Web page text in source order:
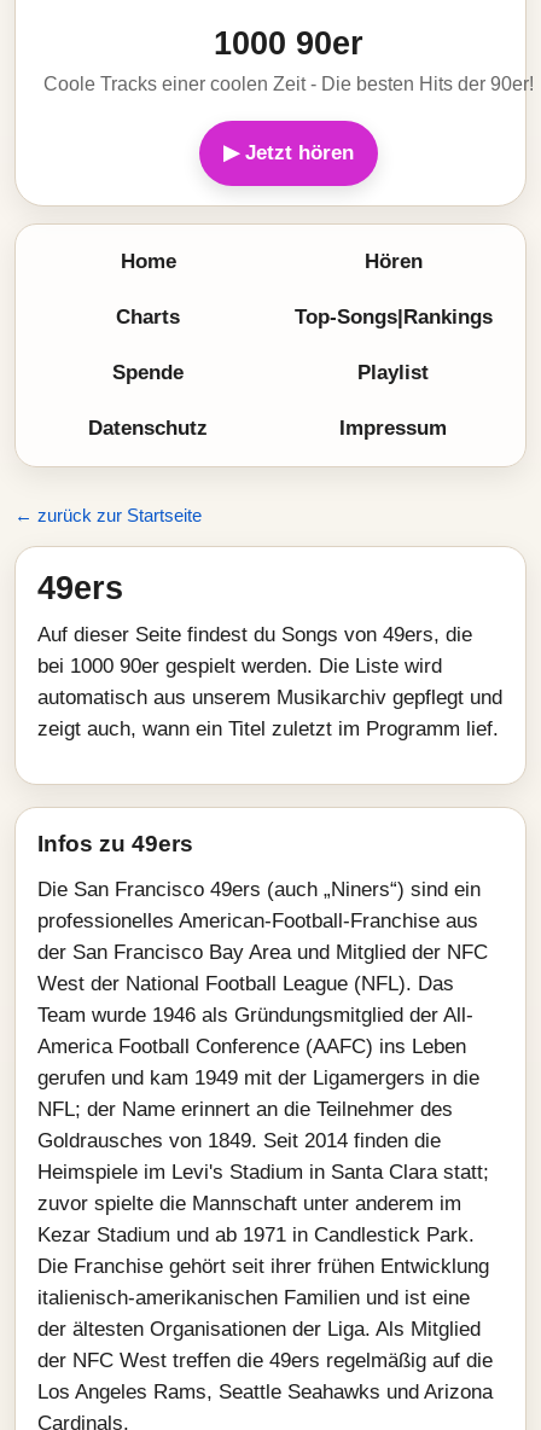
1000 90er
Coole Tracks einer coolen Zeit - Die besten Hits der 90er!
▶ Jetzt hören
Home Hören
Charts Top-Songs|Rankings
Spende Playlist
Datenschutz Impressum
← zurück zur Startseite
49ers
Auf dieser Seite findest du Songs von 49ers, die
bei 1000 90er gespielt werden. Die Liste wird
automatisch aus unserem Musikarchiv gepflegt und
zeigt auch, wann ein Titel zuletzt im Programm lief.
Infos zu 49ers
Die San Francisco 49ers (auch „Niners“) sind ein
professionelles American-Football-Franchise aus
der San Francisco Bay Area und Mitglied der NFC
West der National Football League (NFL). Das
Team wurde 1946 als Gründungsmitglied der All-
America Football Conference (AAFC) ins Leben
gerufen und kam 1949 mit der Ligamergers in die
NFL; der Name erinnert an die Teilnehmer des
Goldrausches von 1849. Seit 2014 finden die
Heimspiele im Levi's Stadium in Santa Clara statt;
zuvor spielte die Mannschaft unter anderem im
Kezar Stadium und ab 1971 in Candlestick Park.
Die Franchise gehört seit ihrer frühen Entwicklung
italienisch-amerikanischen Familien und ist eine
der ältesten Organisationen der Liga. Als Mitglied
der NFC West treffen die 49ers regelmäßig auf die
Los Angeles Rams, Seattle Seahawks und Arizona
Cardinals.